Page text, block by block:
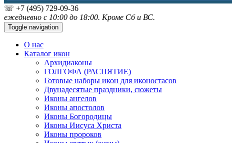
☏ +7 (495) 729-09-36
ежедневно с 10:00 до 18:00. Кроме Сб и ВС.
Toggle navigation
О нас
Каталог икон
Архидиаконы
ГОЛГОФА (РАСПЯТИЕ)
Готовые наборы икон для иконостасов
Двунадесятые праздники, сюжеты
Иконы ангелов
Иконы апостолов
Иконы Богородицы
Иконы Иисуса Христа
Иконы пророков